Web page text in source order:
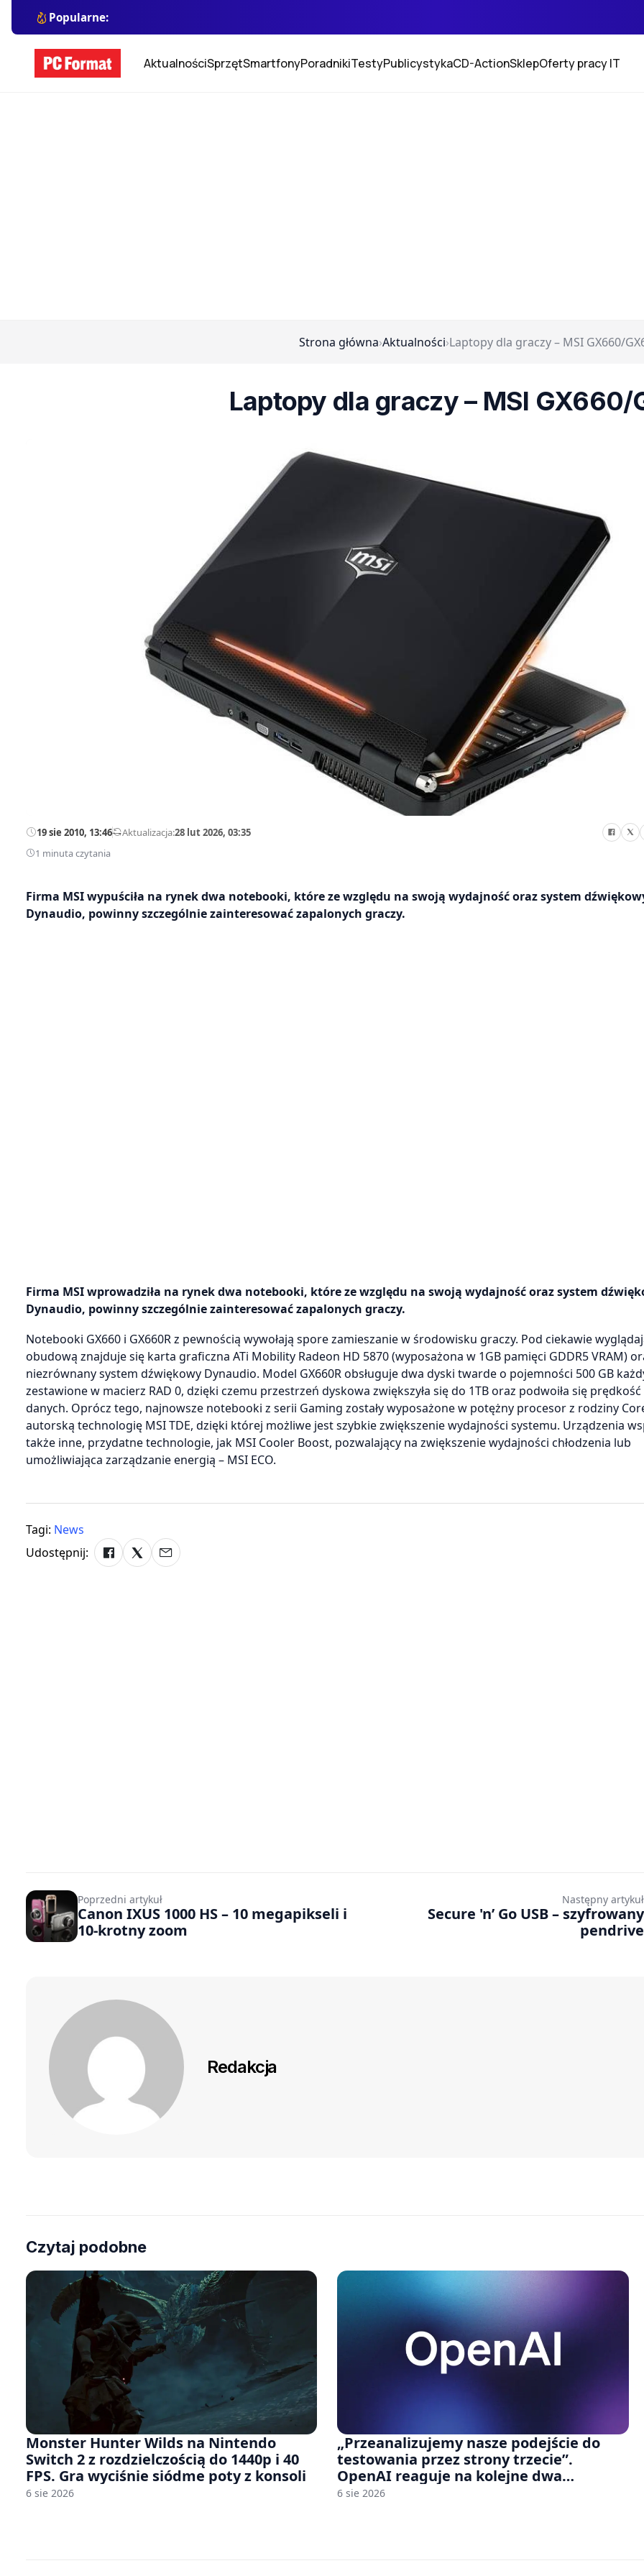
Popularne:
AktualnościSprzętSmartfonyPoradnikiTestyPublicystykaCD-ActionSklepOferty pracy IT
Strona główna›Aktualności›Laptopy dla graczy – MSI GX660/
Laptopy dla graczy – MSI GX660/
19 sie 2010, 13:46—Aktualizacja:28 lut 2026, 03:35
1 minuta czytania
Firma MSI wypuściła na rynek dwa notebooki, które ze względu na swoją wydajność oraz system
Dynaudio, powinny szczególnie zainteresować zapalonych graczy.
Firma MSI wprowadziła na rynek dwa notebooki, które ze względu na swoją wydajność oraz system
Dynaudio, powinny szczególnie zainteresować zapalonych graczy.
Notebooki GX660 i GX660R z pewnością wywołają spore zamieszanie w środowisku graczy. Pod ciekawie
obudową znajduje się karta graficzna ATi Mobility Radeon HD 5870 (wyposażona w 1GB pamięci GDDR5 VRAM)
niezrównany system dźwiękowy Dynaudio. Model GX660R obsługuje dwa dyski twarde o pojemności 500 GB
zestawione w macierz RAD 0, dzięki czemu przestrzeń dyskowa zwiększyła się do 1TB oraz podwoiła się
danych. Oprócz tego, najnowsze notebooki z serii Gaming zostały wyposażone w potężny procesor z rodziny
autorską technologię MSI TDE, dzięki której możliwe jest szybkie zwiększenie wydajności systemu. Urządzenia
także inne, przydatne technologie, jak MSI Cooler Boost, pozwalający na zwiększenie wydajności chłodzenia lub
umożliwiająca zarządzanie energią – MSI ECO.
Tagi: News
Udostępnij:
Poprzedni artykuł
Canon IXUS 1000 HS – 10 megapikseli i
10-krotny zoom
Następny artykuł
Secure 'n’ Go USB – szyfrowany
pendrive
Redakcja
Czytaj podobne
Monster Hunter Wilds na Nintendo
Switch 2 z rozdzielczością do 1440p i 40
FPS. Gra wyciśnie siódme poty z konsoli
6 sie 2026
„Przeanalizujemy nasze podejście do
testowania przez strony trzecie”.
OpenAI reaguje na kolejne dwa
incydenty z udziałem autorskich modeli
6 sie 2026